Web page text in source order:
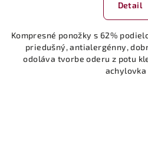
Detail
Kompresné ponožky s 62%
priedušný, antialergénny,
odoláva tvorbe oderu z potu
achylovka